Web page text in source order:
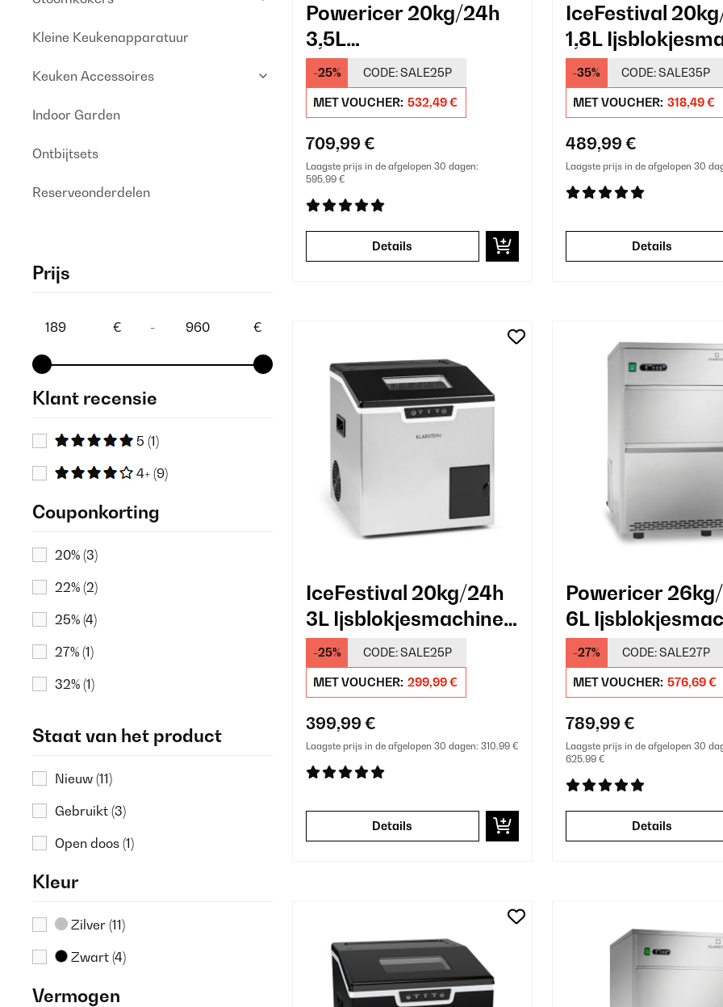
Kleine Keukenapparatuur
Keuken Accessoires
Indoor Garden
Ontbijtsets
Reserveonderdelen
Prijs
€ - €
Klant recensie
5 (1)
4+ (9)
Couponkorting
20% (3)
22% (2)
25% (4)
27% (1)
32% (1)
Staat van het product
Nieuw (11)
Gebruikt (3)
Open doos (1)
Kleur
Zilver (11)
Zwart (4)
Vermogen
Powericer 20kg/24h
3,5L
Ijsblokjesmachine
Horeca Zilver
-25% CODE: SALE25P
MET VOUCHER: 532,49 €
709,99 €
Laagste prijs in de afgelopen 30 dagen:
595,99 €
Details
IceFestival
1,8L
Zilver
-35% CODE:SALE35P
MET VOUCHER: 318,49 €
489,99 €
Laagste prijs in de afgelopen 30
Details
IceFestival 20kg/24h
3L Ijsblokjesmachine
Zilver
-25% CODE: SALE25P
MET VOUCHER: 299,99 €
399,99 €
Laagste prijs in de afgelopen 30 dagen: 310,99 €
Details
Powericer
6L
Horeca Zilver
-27% CODE: SALE27P
MET VOUCHER: 576,69 €
789,99 €
Laagste prijs in de afgelopen 30
625,99 €
Details